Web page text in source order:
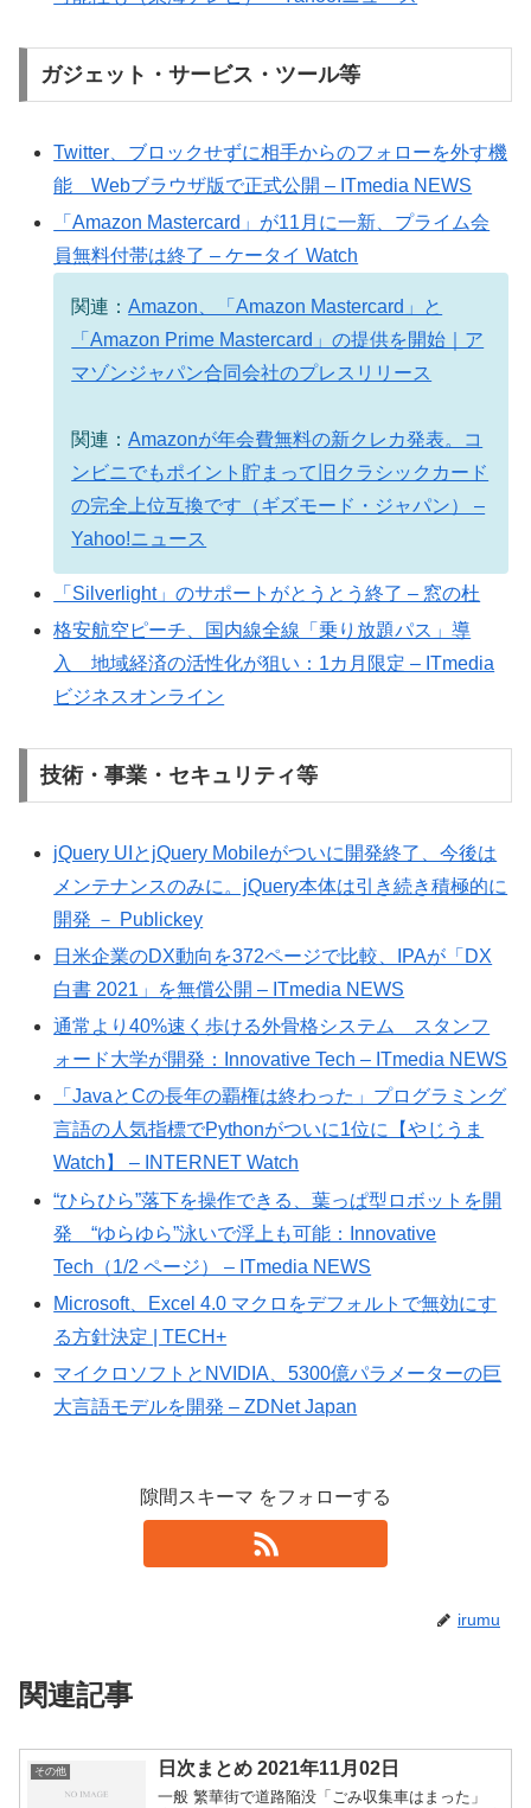
ガジェット・サービス・ツール等
Twitter、ブロックせずに相手からのフォローを外す機
能 Webブラウザ版で正式公開 – ITmedia NEWS
「Amazon Mastercard」が11月に一新、プライム会
員無料付帯は終了 – ケータイ Watch
関連：Amazon、「Amazon Mastercard」と
「Amazon Prime Mastercard」の提供を開始｜ア
マゾンジャパン合同会社のプレスリリース
関連：Amazonが年会費無料の新クレカ発表。コ
ンビニでもポイント貯まって旧クラシックカード
の完全上位互換です（ギズモード・ジャパン） –
Yahoo!ニュース
「Silverlight」のサポートがとうとう終了 – 窓の杜
格安航空ピーチ、国内線全線「乗り放題パス」導
入 地域経済の活性化が狙い：1カ月限定 – ITmedia
ビジネスオンライン
技術・事業・セキュリティ等
jQuery UIとjQuery Mobileがついに開発終了、今後は
メンテナンスのみに。jQuery本体は引き続き積極的に
開発 － Publickey
日米企業のDX動向を372ページで比較、IPAが「DX
白書 2021」を無償公開 – ITmedia NEWS
通常より40%速く歩ける外骨格システム スタンフ
ォード大学が開発：Innovative Tech – ITmedia NEWS
「JavaとCの長年の覇権は終わった」プログラミング
言語の人気指標でPythonがついに1位に【やじうま
Watch】 – INTERNET Watch
“ひらひら”落下を操作できる、葉っぱ型ロボットを開
発 “ゆらゆら”泳いで浮上も可能：Innovative
Tech（1/2 ページ） – ITmedia NEWS
Microsoft、Excel 4.0 マクロをデフォルトで無効にす
る方針決定 | TECH+
マイクロソフトとNVIDIA、5300億パラメーターの巨
大言語モデルを開発 – ZDNet Japan
隙間スキーマ をフォローする
irumu
関連記事
その他 日次まとめ 2021年11月02日
一般 繁華街で道路陥没「ごみ収集車はまった」